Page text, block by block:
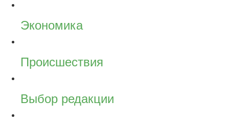
Экономика
Происшествия
Выбор редакции